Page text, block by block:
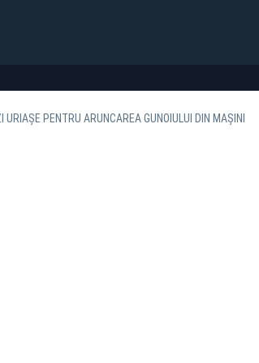
PENTRU ARUNCAREA GUNOIULUI DIN MAȘINI